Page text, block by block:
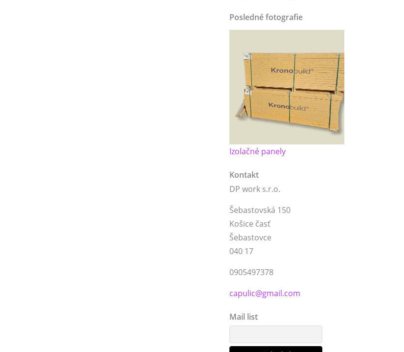
Posledné fotografie
Izolačné panely
Kontakt
DP work s.r.o.
Šebastovská 150
Košice časť
Šebastovce
040 17
0905497378
capulic@gmail.com
Mail list